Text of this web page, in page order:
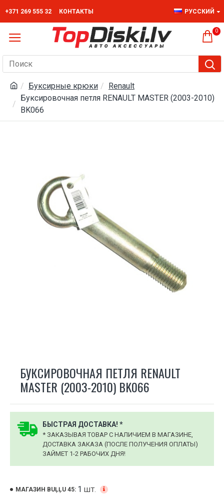
+371 269 555 32 КОНТАКТЫ РУССКИЙ
0
Буксирные крюки
Renault
Буксировочная петля RENAULT MASTER (2003-2010)
BK066
БУКСИРОВОЧНАЯ ПЕТЛЯ RENAULT
MASTER (2003-2010) BK066
БЫСТРАЯ ДОСТАВКА! *
* ЗАКАЗЫВАЯ ТОВАР С НАЛИЧИЕМ В МАГАЗИНЕ,
ДОСТАВКА ЗАКАЗА (ПОСЛЕ ПОЛУЧЕНИЯ ОПЛАТЫ)
ЗАЙМЕТ 1-2 РАБОЧИХ ДНЯ!
МАГАЗИН BUĻĻU 45: 1 ШТ.